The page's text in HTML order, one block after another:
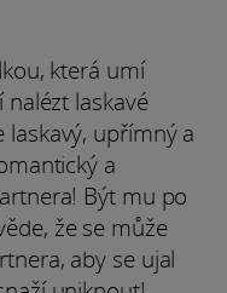
která umí
laskavé
laskavý, upřímný a
a
Být mu po
že se může
aby se ujal